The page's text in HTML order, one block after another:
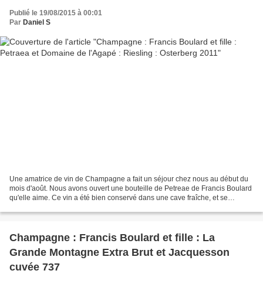
Publié le 19/08/2015 à 00:01
Par Daniel S
Une amatrice de vin de Champagne a fait un séjour chez nous au début du
mois d'août. Nous avons ouvert une bouteille de Petreae de Francis Boulard
qu'elle aime. Ce vin a été bien conservé dans une cave fraîche, et se
Champagne : Francis Boulard et fille : La
Grande Montagne Extra Brut et Jacquesson
cuvée 737